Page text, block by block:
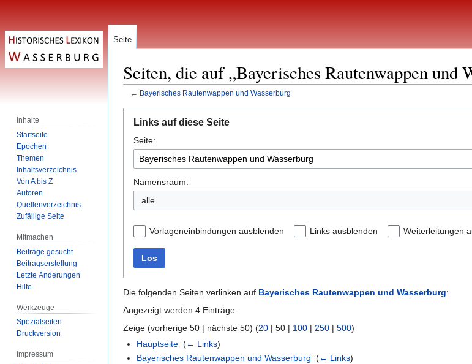
Seiten, die auf „Bayerisches Rautenwappen und
← Bayerisches Rautenwappen und Wasserburg
Navigation
springen
Suche
springen
Links auf diese Seite
Seite:
Namensraum:
alle
Vorlageneinbindungen ausblenden Links ausblenden Weiterleitungen
Los
Die folgenden Seiten verlinken auf Bayerisches Rautenwappen und Wasserburg:
Angezeigt werden 4 Einträge.
Zeige (vorherige 50 | nächste 50) (20 | 50 | 100 | 250 | 500)
Hauptseite ‎(← Links)
Bayerisches Rautenwappen und Wasserburg ‎(← Links)
Seite
Inhalte
Startseite
Epochen
Themen
Inhaltsverzeichnis
Von A bis Z
Autoren
Quellenverzeichnis
Zufällige Seite
Mitmachen
Beiträge gesucht
Beitragserstellung
Letzte Änderungen
Hilfe
Werkzeuge
Spezialseiten
Druckversion
Impressum